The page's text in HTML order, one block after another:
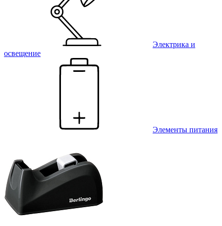
Электрика и
освещение
Элементы питания